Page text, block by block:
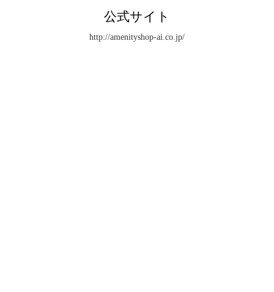
公式サイト
http://amenityshop-ai.co.jp/